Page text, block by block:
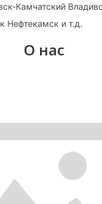
Камчатский
Нефтекамск и т.д.
О нас